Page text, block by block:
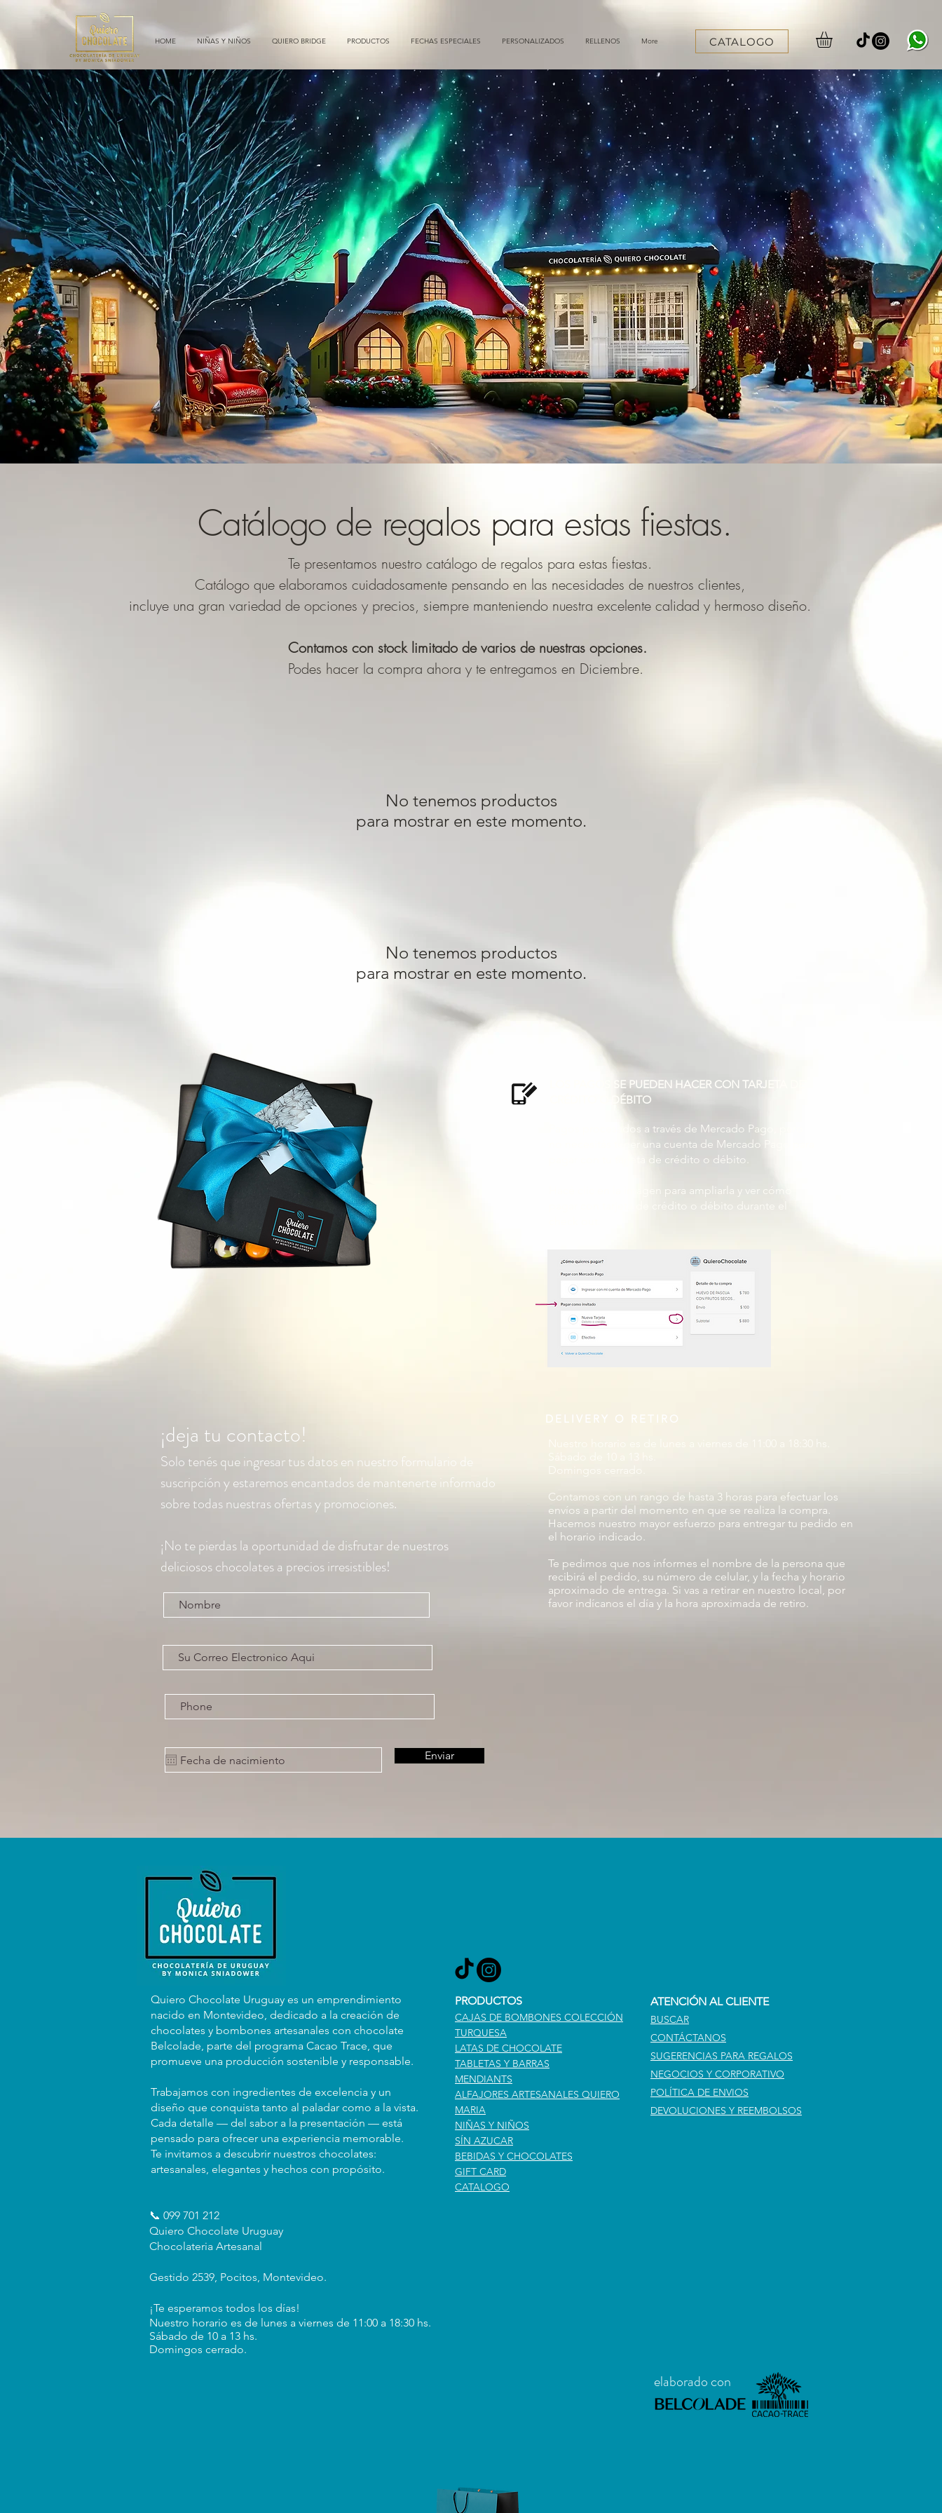
HOME NIÑAS Y NIÑOS QUIERO BRIDGE PRODUCTOS FECHAS ESPECIALES PERSONALIZADOS RELLENOS More CATALOGO
Catálogo de regalos para estas fiestas.
Te presentamos nuestro catálogo de regalos para estas fiestas.
Catálogo que elaboramos cuidadosamente pensando en las necesidades de nuestros clientes,
incluye una gran variedad de opciones y precios, siempre manteniendo nuestra excelente calidad y hermoso diseño.
Contamos con stock limitado de varios de nuestras opciones.
Podes hacer la compra ahora y te entregamos en Diciembre.
No tenemos productos
para mostrar en este momento.
No tenemos productos
para mostrar en este momento.
LOS PAGOS SE PUEDEN HACER CON TARJETA DE
CRÉDITO O DÉBITO
Pagos procesados ​​a través de Mercado Pago, pero
no necesitás tener una cuenta de Mercado Pago para
pagar con tu tarjeta de crédito o débito.
Hacé clic en la imagen para ampliarla y ver cómo
pagar con tarjeta de crédito o débito durante el
¡deja tu contacto!
Solo tenés que ingresar tus datos en nuestro formulario de
suscripción y estaremos encantados de mantenerte informado
sobre todas nuestras ofertas y promociones.
¡No te pierdas la oportunidad de disfrutar de nuestros
deliciosos chocolates a precios irresistibles!
Enviar
DELIVERY O RETIRO
Domingos cerrado.
Contamos con un rango de hasta 3 horas para efectuar los
envíos a partir del momento en que se realiza la compra.
Hacemos nuestro mayor esfuerzo para entregar tu pedido en
el horario indicado.
Te pedimos que nos informes el nombre de la persona que
recibirá el pedido, su número de celular, y la fecha y horario
aproximado de entrega. Si vas a retirar en nuestro local, por
favor indícanos el día y la hora aproximada de retiro.
Quiero Chocolate Uruguay es un emprendimiento
nacido en Montevideo, dedicado a la creación de
chocolates y bombones artesanales con chocolate
Belcolade, parte del programa Cacao Trace, que
promueve una producción sostenible y responsable.
Trabajamos con ingredientes de excelencia y un
diseño que conquista tanto al paladar como a la vista.
Cada detalle — del sabor a la presentación — está
pensado para ofrecer una experiencia memorable.
Te invitamos a descubrir nuestros chocolates:
artesanales, elegantes y hechos con propósito.
PRODUCTOS
CAJAS DE BOMBONES COLECCIÓN
TURQUESA
LATAS DE CHOCOLATE
TABLETAS Y BARRAS
MENDIANTS
ALFAJORES ARTESANALES QUIERO
MARIA
NIÑAS Y NIÑOS
SÍN AZUCAR
BEBIDAS Y CHOCOLATES
GIFT CARD
CATALOGO
ATENCIÓN AL CLIENTE
BUSCAR
CONTÁCTANOS
SUGERENCIAS PARA REGALOS
NEGOCIOS Y CORPORATIVO
POLÍTICA DE ENVIOS
DEVOLUCIONES Y REEMBOLSOS
📞 099 701 212
Quiero Chocolate Uruguay
Chocolateria Artesanal
Gestido 2539, Pocitos, Montevideo.
¡Te esperamos todos los días!
Nuestro horario es de lunes a viernes de 11:00 a 18:30 hs.
Sábado de 10 a 13 hs.
Domingos cerrado.
elaborado con